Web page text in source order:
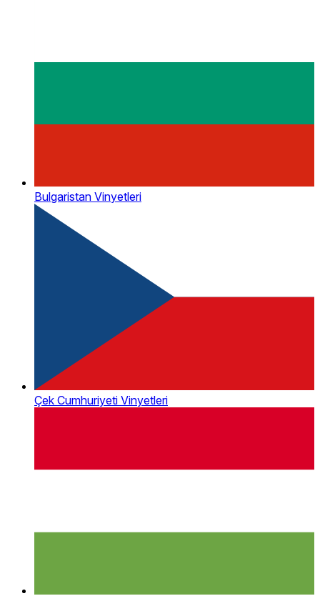
Bulgaristan Vinyetleri
Çek Cumhuriyeti Vinyetleri